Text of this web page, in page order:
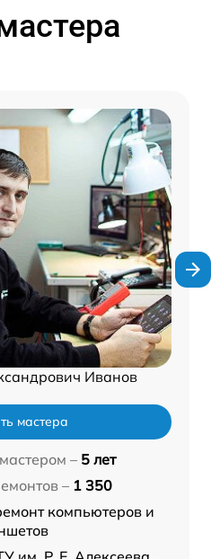
Иванов
мастера
– 5 лет
– 1 350
компьютеров и